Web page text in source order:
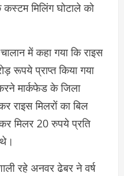
मिलिंग घोटाले को
में कहा गया कि राइस
रूपये प्राप्त किया गया
मार्कफेड के जिला
राइस मिलरों का बिल
मिलर 20 रुपये प्रति
रहे अनवर ढेबर ने वर्ष